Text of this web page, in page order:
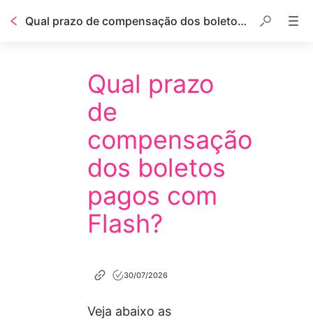
Qual prazo de compensação dos boletos pagos com Flash?
Qual prazo
de
compensação
dos boletos
pagos com
Flash?
30/07/2026
Veja abaixo as